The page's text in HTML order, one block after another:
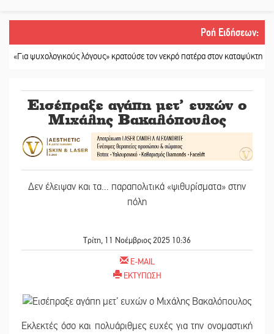
Ροή Ειδήσεων:
ψυχολογικούς λόγους» κρατούσε τον νεκρό πατέρα στον καταψύκτη ||
Εισέπραξε αγάπη μετ’ ευχών ο
Μιχάλης Βακαλόπουλος
Δεν έλειψαν και τα… παραπολιτικά «ψιθυρίσματα» στην
πόλη
Τρίτη, 11 Νοέμβριος 2025 10:36
E-MAIL
ΕΚΤΥΠΩΣΗ
Εκλεκτές όσο και πολυάριθμες ευχές για την ονομαστική